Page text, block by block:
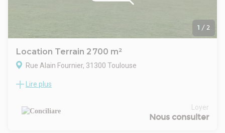
1 / 2
Location Terrain 2 700 m²
Rue Alain Fournier, 31300 Toulouse
LOCATION BAIL À CONSTRUCTION / VENTE TERRAIN
Opportunité à saisir, emplacement stratégique à deux pas du
futur métro, en façade du périphérique et à proximité
Lire plus
Loyer
Nous consulter